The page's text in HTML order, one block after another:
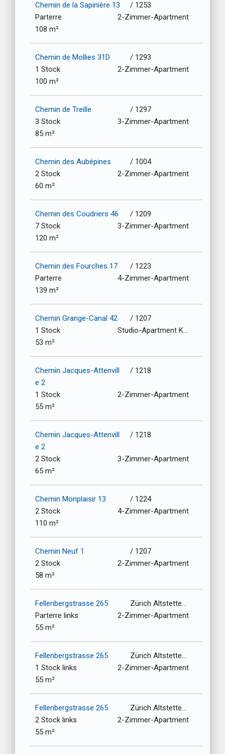
Chemin de la Sapinière 13
/ 1253
Parterre
2-Zimmer-Apartment
108 m²
Chemin de Mollies 31D
/ 1293
1 Stock
2-Zimmer-Apartment
100 m²
Chemin de Treille
/ 1297
3 Stock
3-Zimmer-Apartment
85 m²
Chemin des Aubépines
/ 1004
2 Stock
2-Zimmer-Apartment
60 m²
Chemin des Coudriers 46
/ 1209
7 Stock
3-Zimmer-Apartment
120 m²
Chemin des Fourches 17
/ 1223
Parterre
4-Zimmer-Apartment
139 m²
Chemin Grange-Canal 42
/ 1207
1 Stock
Studio-Apartment Kochnische
53 m²
Chemin Jacques-Attenvill
e 2
/ 1218
1 Stock
2-Zimmer-Apartment
55 m²
Chemin Jacques-Attenvill
e 2
/ 1218
2 Stock
3-Zimmer-Apartment
65 m²
Chemin Monplaisir 13
/ 1224
2 Stock
4-Zimmer-Apartment
110 m²
Chemin Neuf 1
/ 1207
2 Stock
2-Zimmer-Apartment
58 m²
Fellenbergstrasse 265
Zürich Altstetten-Albisrieden / 8047
Parterre links
2-Zimmer-Apartment
55 m²
Fellenbergstrasse 265
Zürich Altstetten-Albisrieden / 8047
1 Stock links
2-Zimmer-Apartment
55 m²
Fellenbergstrasse 265
Zürich Altstetten-Albisrieden / 8047
2 Stock links
2-Zimmer-Apartment
55 m²